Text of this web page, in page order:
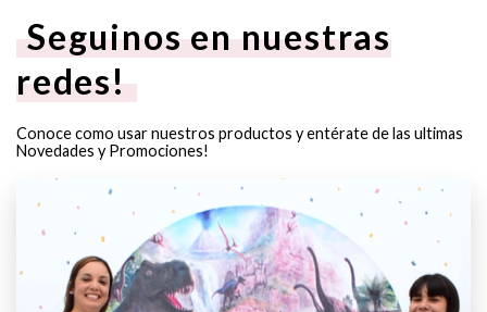
Seguinos en nuestras
redes!
Conoce como usar nuestros productos y entérate de las ultimas
Novedades y Promociones!